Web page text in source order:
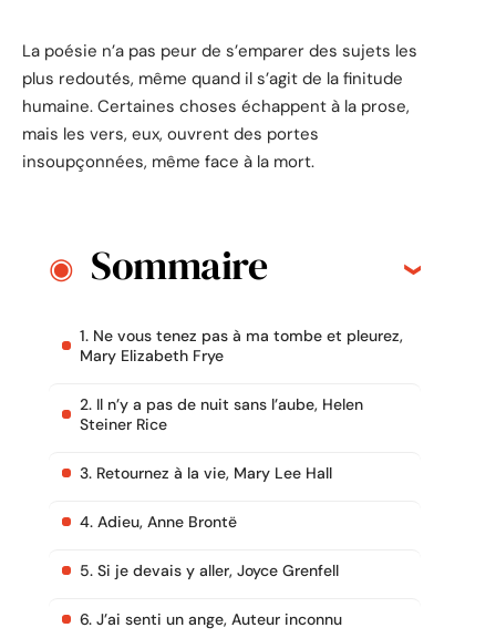
La poésie n’a pas peur de s’emparer des sujets les
plus redoutés, même quand il s’agit de la finitude
humaine. Certaines choses échappent à la prose,
mais les vers, eux, ouvrent des portes
insoupçonnées, même face à la mort.
Sommaire
1. Ne vous tenez pas à ma tombe et pleurez,
Mary Elizabeth Frye
2. Il n’y a pas de nuit sans l’aube, Helen
Steiner Rice
3. Retournez à la vie, Mary Lee Hall
4. Adieu, Anne Brontë
5. Si je devais y aller, Joyce Grenfell
6. J’ai senti un ange, Auteur inconnu